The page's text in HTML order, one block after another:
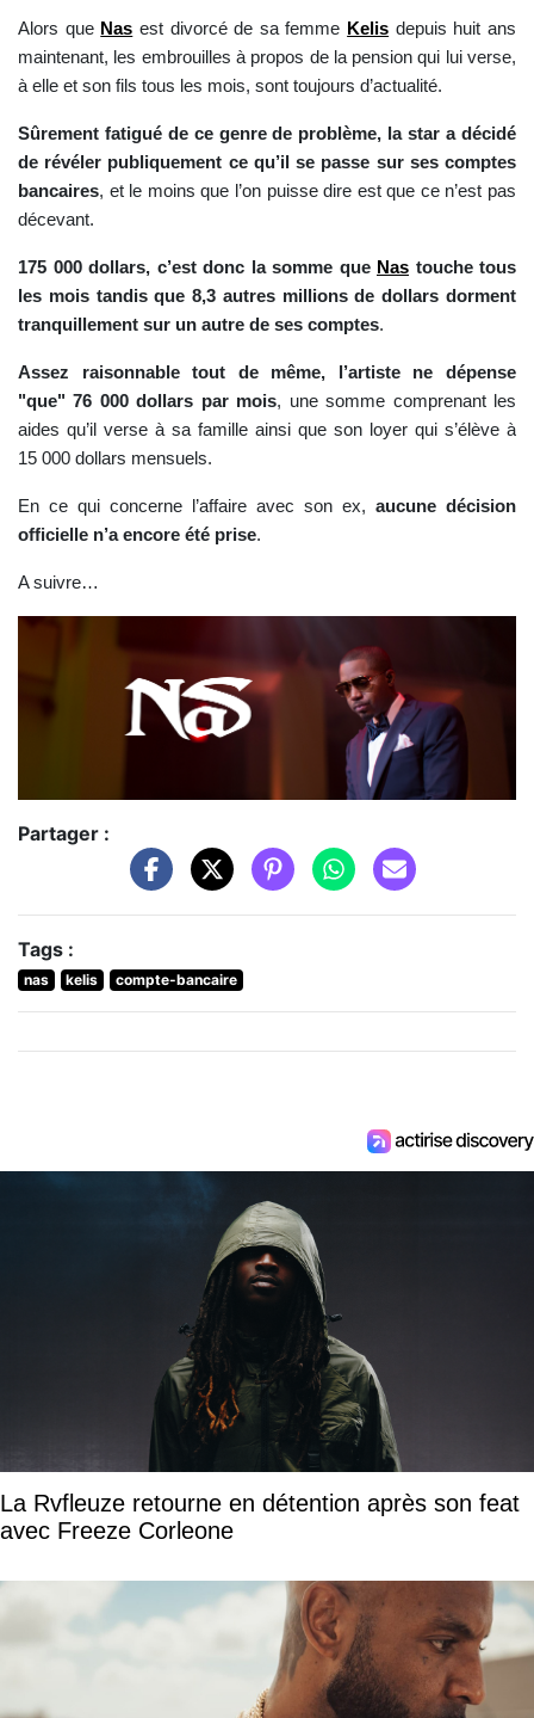
Alors que Nas est divorcé de sa femme Kelis depuis huit ans
maintenant, les embrouilles à propos de la pension qui lui verse,
à elle et son fils tous les mois, sont toujours d’actualité.
Sûrement fatigué de ce genre de problème, la star a décidé
de révéler publiquement ce qu’il se passe sur ses comptes
bancaires, et le moins que l’on puisse dire est que ce n’est pas
décevant.
175 000 dollars, c’est donc la somme que Nas touche tous
les mois tandis que 8,3 autres millions de dollars dorment
tranquillement sur un autre de ses comptes.
Assez raisonnable tout de même, l’artiste ne dépense
"que" 76 000 dollars par mois, une somme comprenant les
aides qu’il verse à sa famille ainsi que son loyer qui s’élève à
15 000 dollars mensuels.
En ce qui concerne l’affaire avec son ex, aucune décision
officielle n’a encore été prise.
A suivre…
Partager :
Tags :
nas kelis compte-bancaire
La Rvfleuze retourne en détention après son feat
avec Freeze Corleone